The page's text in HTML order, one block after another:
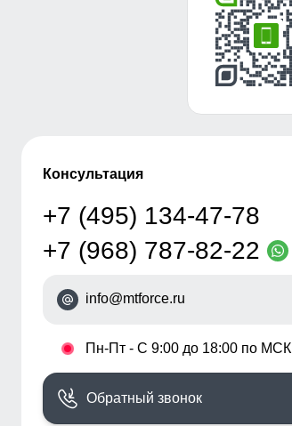
Консультация
+7 (495) 134-47-78
+7 (968) 787-82-22
info@mtforce.ru
• Пн-Пт - С 9:00 до 18:00 по МСК
Обратный звонок